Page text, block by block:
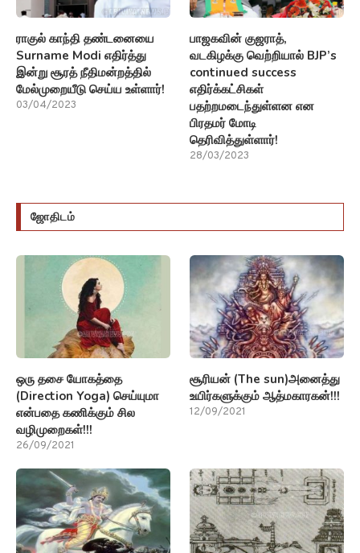
ராகுல் காந்தி தண்டனையை
Surname Modi எதிர்த்து
இன்று சூரத் நீதிமன்றத்தில்
மேல்முறையீடு செய்ய உள்ளார்!
03/04/2023
பாஜகவின் குஜராத்,
வடகிழக்கு வெற்றியால் BJP’s
continued success
எதிர்க்கட்சிகள்
பதற்றமடைந்துள்ளன என
பிரதமர் மோடி
தெரிவித்துள்ளார்!
28/03/2023
ஜோதிடம்
ஒரு தசை யோகத்தை
(Direction Yoga) செய்யுமா
என்பதை கணிக்கும் சில
வழிமுறைகள்!!!
26/09/2021
சூரியன் (The sun)அனைத்து
உயிர்களுக்கும் ஆத்மகாரகன்!!!
12/09/2021